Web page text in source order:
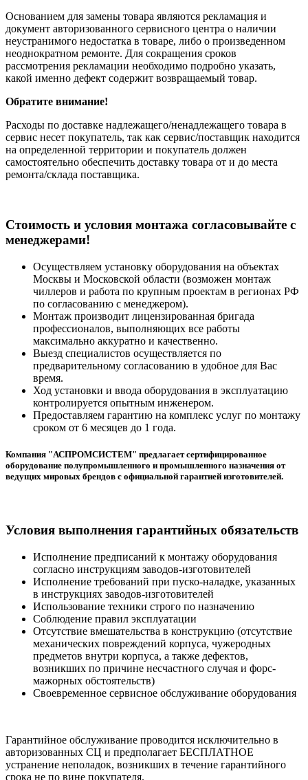
Основанием для замены товара являются рекламация и
документ авторизованного сервисного центра о наличии
неустранимого недостатка в товаре, либо о произведенном
неоднократном ремонте. Для сокращения сроков
рассмотрения рекламации необходимо подробно указать,
какой именно дефект содержит возвращаемый товар.
Обратите внимание!
Расходы по доставке надлежащего/ненадлежащего товара в
сервис несет покупатель, так как сервис/поставщик находится
на определенной территории и покупатель должен
самостоятельно обеспечить доставку товара от и до места
ремонта/склада поставщика.
Cтоимость и условия монтажа согласовывайте с
менеджерами!
Осуществляем установку оборудования на объектах
Москвы и Московской области (возможен монтаж
чиллеров и работа по крупным проектам в регионах РФ
по согласованию с менеджером).
Монтаж производит лицензированная бригада
профессионалов, выполняющих все работы
максимально аккуратно и качественно.
Выезд специалистов осуществляется по
предварительному согласованию в удобное для Вас
время.
Ход установки и ввода оборудования в эксплуатацию
контролируется опытным инженером.
Предоставляем гарантию на комплекс услуг по монтажу
сроком от 6 месяцев до 1 года.
Компания "АСПРОМСИСТЕМ" предлагает сертифицированное
оборудование полупромышленного и промышленного назначения от
ведущих мировых брендов с официальной гарантией изготовителей.
Условия выполнения гарантийных обязательств
Исполнение предписаний к монтажу оборудования
согласно инструкциям заводов-изготовителей
Исполнение требований при пуско-наладке, указанных
в инструкциях заводов-изготовителей
Использование техники строго по назначению
Соблюдение правил эксплуатации
Отсутствие вмешательства в конструкцию (отсутствие
механических повреждений корпуса, чужеродных
предметов внутри корпуса, а также дефектов,
возникших по причине несчастного случая и форс-
мажорных обстоятельств)
Своевременное сервисное обслуживание оборудования
Гарантийное обслуживание проводится исключительно в
авторизованных СЦ и предполагает БЕСПЛАТНОЕ
устранение неполадок, возникших в течение гарантийного
срока не по вине покупателя.